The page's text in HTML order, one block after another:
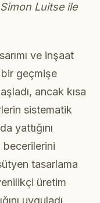
Luitse ile
ve inşaat
geçmişe
ancak kısa
sistematik
yattığını
becerilerini
tasarlama
üretim
uyguladı.